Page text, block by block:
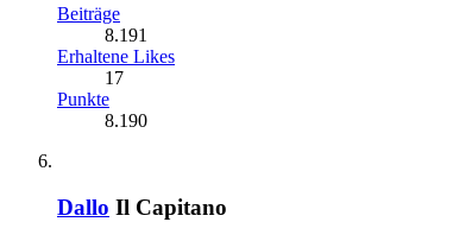
Beiträge
8.191
Erhaltene Likes
17
Punkte
8.190
Dallo Il Capitano